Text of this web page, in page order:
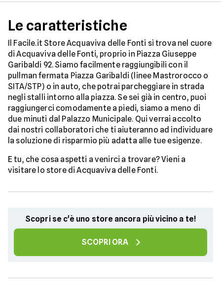
Le caratteristiche
Il Facile.it Store Acquaviva delle Fonti si trova nel cuore
di Acquaviva delle Fonti, proprio in Piazza Giuseppe
Garibaldi 92. Siamo facilmente raggiungibili con il
pullman fermata Piazza Garibaldi (linee Mastrorocco o
SITA/STP) o in auto, che potrai parcheggiare in strada
negli stalli intorno alla piazza. Se sei già in centro, puoi
raggiungerci comodamente a piedi, siamo a meno di
due minuti dal Palazzo Municipale. Qui verrai accolto
dai nostri collaboratori che ti aiuteranno ad individuare
la soluzione di risparmio più adatta alle tue esigenze.
E tu, che cosa aspetti a venirci a trovare? Vieni a
visitare lo store di Acquaviva delle Fonti.
Scopri se c'è uno store ancora più vicino a te!
SCOPRI ORA